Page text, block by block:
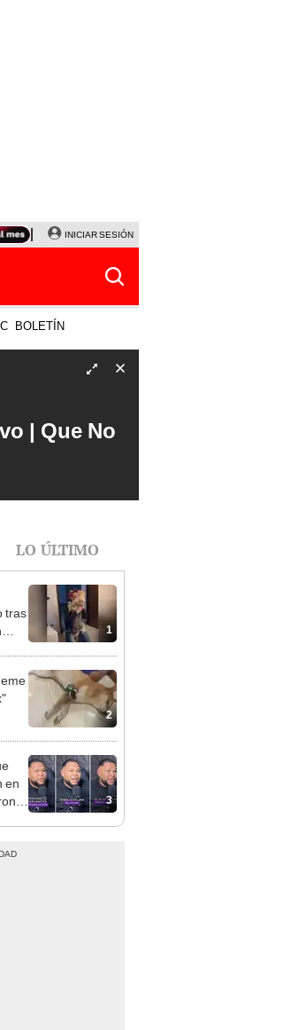
7 DE AGOSTO ALBERTO BENAVIDES
INICIAR SESIÓN
BOLETÍN
| Que No
LO ÚLTIMO
1
tras
2
3
en